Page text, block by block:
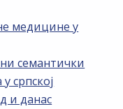
медицине у
семантички
српској
и данас